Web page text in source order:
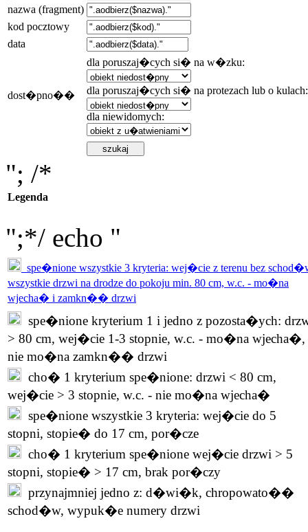
nazwa (fragment)
kod pocztowy
data
dost�pno��
dla poruszaj�cych si� na w�zku:
dla poruszaj�cych si� na protezach lub o kulach:
dla niewidomych:
"; /*
Legenda
";*/ echo "
spe�nione wszystkie 3 kryteria: wej�cie z terenu bez
wszystkie drzwi na drodze do pokoju min. 80 cm, w.c. - mo�na
wjecha� i zamkn�� drzwi
spe�nione kryterium 1 i jedno z pozosta�ych:
> 80 cm, wej�cie 1-3 stopnie, w.c. - mo�na wjecha�,
nie mo�na zamkn�� drzwi
cho� 1 kryterium spe�nione: drzwi < 80 cm,
wej�cie > 3 stopnie, w.c. - nie mo�na wjecha�
spe�nione wszystkie 3 kryteria: wej�cie do 5
stopni, stopie� do 17 cm, por�cze
cho� 1 kryterium spe�nione wej�cie drzwi > 5
stopni, stopie� > 17 cm, brak por�czy
przynajmniej jedno z: d�wi�k, chropowato��
schod�w, wypuk�e numery drzwi